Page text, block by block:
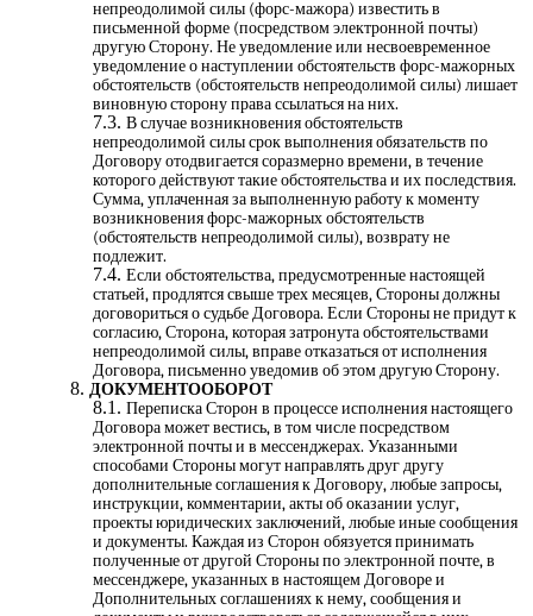
непреодолимой силы (форс-мажора) известить в
письменной форме (посредством электронной почты)
другую Сторону. Не уведомление или несвоевременное
уведомление о наступлении обстоятельств форс-мажорных
обстоятельств (обстоятельств непреодолимой силы) лишает
виновную сторону права ссылаться на них.
В случае возникновения обстоятельств
непреодолимой силы срок выполнения обязательств по
Договору отодвигается соразмерно времени, в течение
которого действуют такие обстоятельства и их последствия.
Сумма, уплаченная за выполненную работу к моменту
возникновения форс-мажорных обстоятельств
(обстоятельств непреодолимой силы), возврату не
подлежит.
Если обстоятельства, предусмотренные настоящей
статьей, продлятся свыше трех месяцев, Стороны должны
договориться о судьбе Договора. Если Стороны не придут к
согласию, Сторона, которая затронута обстоятельствами
непреодолимой силы, вправе отказаться от исполнения
Договора, письменно уведомив об этом другую Сторону.
ДОКУМЕНТООБОРОТ
Переписка Сторон в процессе исполнения настоящего
Договора может вестись, в том числе посредством
электронной почты и в мессенджерах. Указанными
способами Стороны могут направлять друг другу
дополнительные соглашения к Договору, любые запросы,
инструкции, комментарии, акты об оказании услуг,
проекты юридических заключений, любые иные сообщения
и документы. Каждая из Сторон обязуется принимать
полученные от другой Стороны по электронной почте, в
мессенджере, указанных в настоящем Договоре и
Дополнительных соглашениях к нему, сообщения и